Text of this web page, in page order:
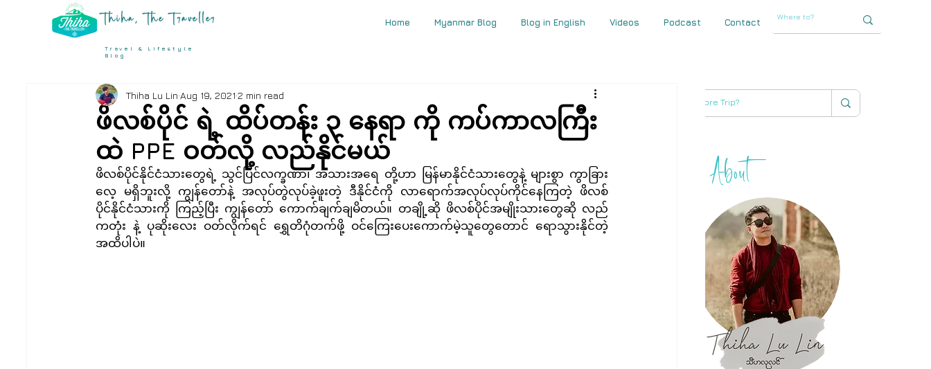
Thiha, The Traveller
Travel & Lifestyle
Blog
Home Myanmar Blog Blog in English Videos Podcast Contact
About
ဖိလစ်ပိုင် ရဲ့ ထိပ်တန်း ၃ နေရာ ကို ကပ်ကာလကြီး
ထဲ PPE ဝတ်လို့ လည်နိုင်မယ်
Thiha Lu Lin Aug 19, 2021 2 min read
ဖိလစ်ပိုင်နိုင်ငံသားတွေရဲ့ သွင်ပြင်လက္ခဏာ၊ အသားအရေ တို့ဟာ မြန်မာနိုင်ငံသားတွေနဲ့ များစွာ ကွာခြား
လေ့ မရှိဘူးလို့ ကျွန်တော်နဲ့ အလုပ်တွဲလုပ်ခဲ့ဖူးတဲ့ ဒီနိုင်ငံကို လာရောက်အလုပ်လုပ်ကိုင်နေကြတဲ့ ဖိလစ်
ပိုင်နိုင်ငံသားကို ကြည့်ပြီး ကျွန်တော် ကောက်ချက်ချမိတယ်။ တချို့ဆို ဖိလစ်ပိုင်အမျိုးသားတွေဆို လည်
ကတုံး နဲ့ ပုဆိုးလေး ဝတ်လိုက်ရင် ရွှေတိဂုံတက်ဖို့ ဝင်ကြေးပေးကောက်မဲ့သူတွေတောင် ရောသွားနိုင်တဲ့
အထိပါပဲ။